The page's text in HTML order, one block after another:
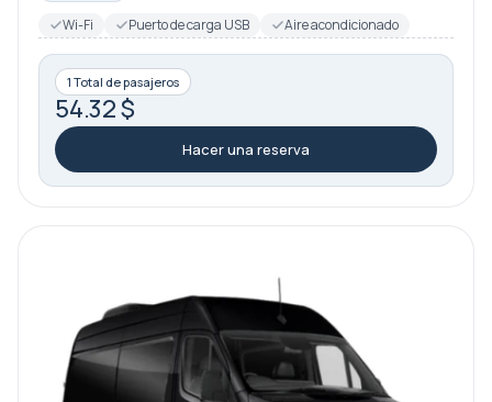
Wi-Fi
Puerto de carga USB Aire acondicionado
1 Total de pasajeros
54.32 $
Hacer una reserva